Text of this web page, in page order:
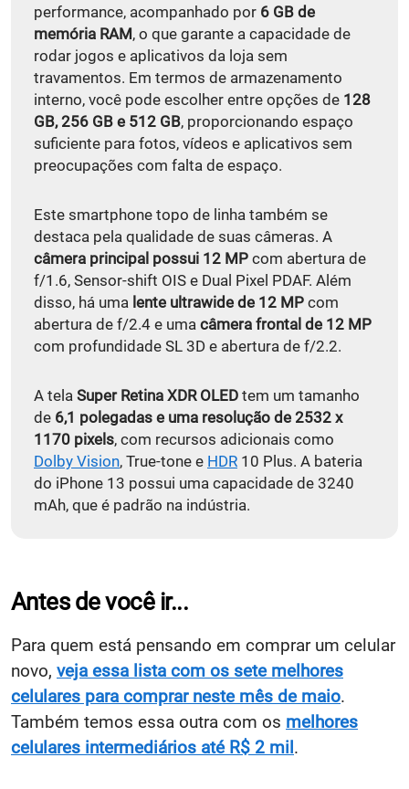
performance, acompanhado por 6 GB de
memória RAM, o que garante a capacidade de
rodar jogos e aplicativos da loja sem
travamentos. Em termos de armazenamento
interno, você pode escolher entre opções de 128
GB, 256 GB e 512 GB, proporcionando espaço
suficiente para fotos, vídeos e aplicativos sem
preocupações com falta de espaço.
Este smartphone topo de linha também se
destaca pela qualidade de suas câmeras. A
câmera principal possui 12 MP com abertura de
f/1.6, Sensor-shift OIS e Dual Pixel PDAF. Além
disso, há uma lente ultrawide de 12 MP com
abertura de f/2.4 e uma câmera frontal de 12 MP
com profundidade SL 3D e abertura de f/2.2.
A tela Super Retina XDR OLED tem um tamanho
de 6,1 polegadas e uma resolução de 2532 x
1170 pixels, com recursos adicionais como
Dolby Vision, True-tone e HDR 10 Plus. A bateria
do iPhone 13 possui uma capacidade de 3240
mAh, que é padrão na indústria.
Antes de você ir...
Para quem está pensando em comprar um celular
novo, veja essa lista com os sete melhores
celulares para comprar neste mês de maio.
Também temos essa outra com os melhores
celulares intermediários até R$ 2 mil.